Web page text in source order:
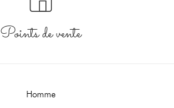
Points de vente
Homme